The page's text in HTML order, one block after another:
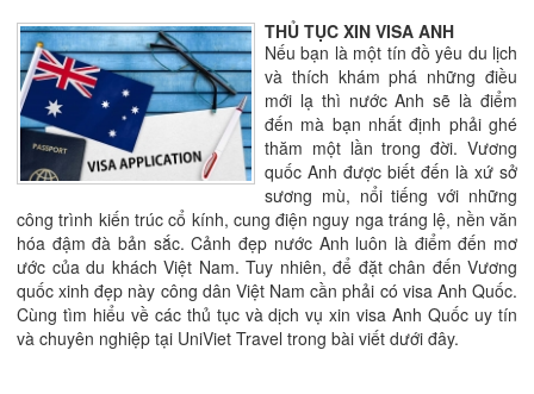
THỦ TỤC XIN VISA ANH
Nếu bạn là một tín đồ yêu du lịch
và thích khám phá những điều
mới lạ thì nước Anh sẽ là điểm
đến mà bạn nhất định phải ghé
thăm một lần trong đời. Vương
quốc Anh được biết đến là xứ sở
sương mù, nổi tiếng với những
công trình kiến trúc cổ kính, cung điện nguy nga tráng lệ, nền văn
hóa đậm đà bản sắc. Cảnh đẹp nước Anh luôn là điểm đến mơ
ước của du khách Việt Nam. Tuy nhiên, để đặt chân đến Vương
quốc xinh đẹp này công dân Việt Nam cần phải có visa Anh Quốc.
Cùng tìm hiểu về các thủ tục và dịch vụ xin visa Anh Quốc uy tín
và chuyên nghiệp tại UniViet Travel trong bài viết dưới đây.